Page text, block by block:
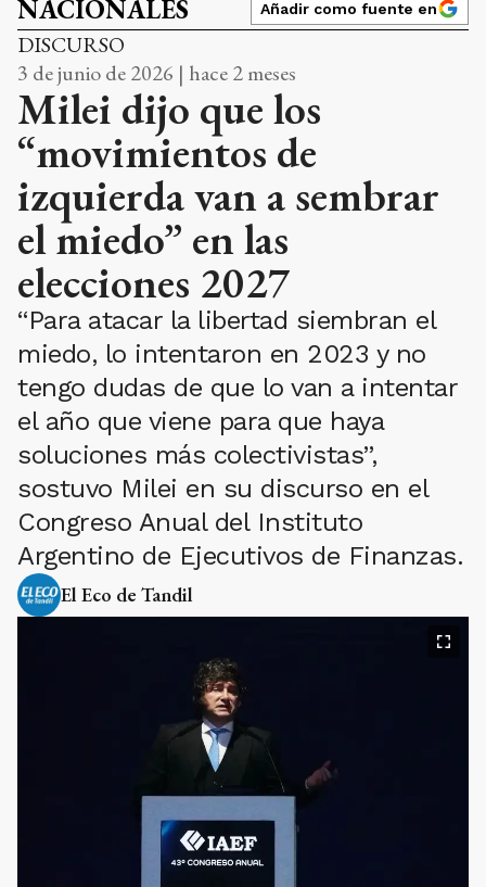
NACIONALES Añadir como fuente en
DISCURSO
3 de junio de 2026 | hace 2 meses
Milei dijo que los
“movimientos de
izquierda van a sembrar
el miedo” en las
elecciones 2027
“Para atacar la libertad siembran el
miedo, lo intentaron en 2023 y no
tengo dudas de que lo van a intentar
el año que viene para que haya
soluciones más colectivistas”,
sostuvo Milei en su discurso en el
Congreso Anual del Instituto
Argentino de Ejecutivos de Finanzas.
El Eco de Tandil